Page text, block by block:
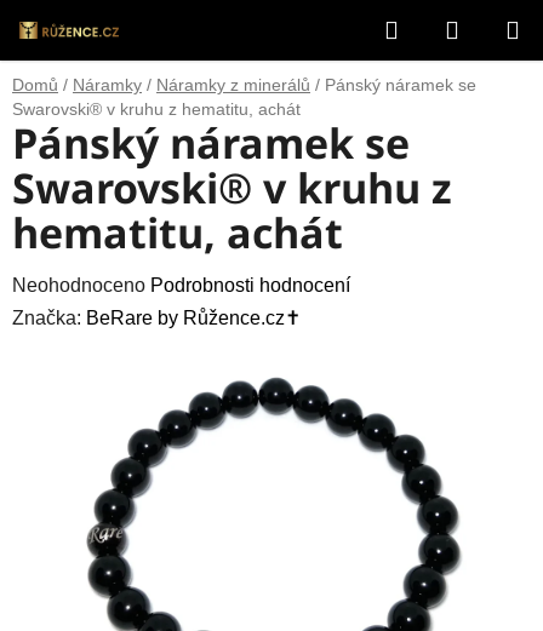
na
obsah
Hledat
KOŠÍK
Domů / Náramky / Náramky z minerálů / Pánský náramek se
Swarovski® v kruhu z hematitu, achát
Pánský náramek se
Swarovski® v kruhu z
hematitu, achát
Průměrné
hodnocení
hvězdiček.
Neohodnoceno Podrobnosti hodnocení
Značka: BeRare by Růžence.cz✝️